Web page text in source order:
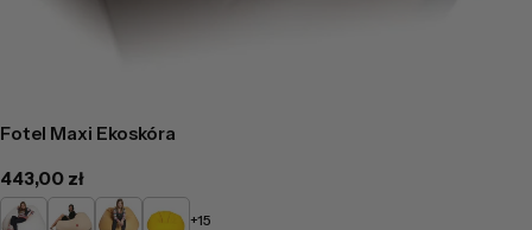
Fotel Maxi Ekoskóra
Cena
regularna
443,00 zł
Biały
BeżowyŻółty Słoneczny
+15